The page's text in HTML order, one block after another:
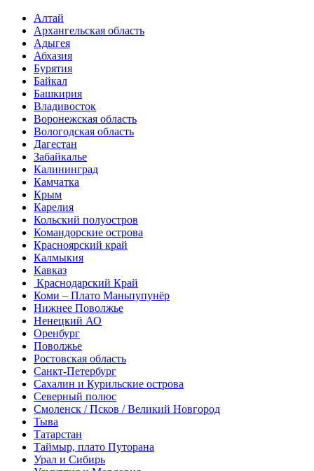
Алтай
Архангельская область
Адыгея
Абхазия
Бурятия
Байкал
Башкирия
Владивосток
Воронежская область
Вологодская область
Дагестан
Забайкалье
Калининград
Камчатка
Крым
Карелия
Кольский полуостров
Командорские острова
Красноярский край
Калмыкия
Кавказ
Краснодарский Край
Коми – Плато Маньпупунёр
Нижнее Поволжье
Ненецкий АО
Оренбург
Поволжье
Ростовская область
Санкт-Петербург
Сахалин и Курильские острова
Северный полюс
Смоленск / Псков / Великий Новгород
Тыва
Татарстан
Таймыр, плато Путорана
Урал и Сибирь